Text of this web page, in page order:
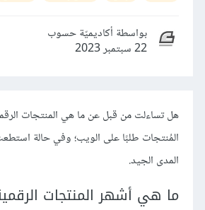
بواسطة أكاديميّة حسوب
22 سبتمبر 2023
هل تساءلت من قبل عن ما هي المنتجات
المُنتجات طلبًا على الويب؛ وفي حالة
المدى الجيد.
ما هي أشهر المنتجات